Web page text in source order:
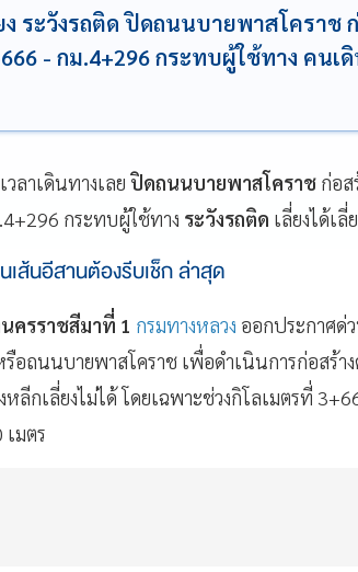
ง ระวังรถติด ปิดถนนบายพาสโคราช
- กม.4+296 กระทบผู้ใช้ทาง คน
ลาเดินทางเลย ปิดถนนบายพาสโคราช ก่อส
กระทบผู้ใช้ทาง ระวังรถติด เลี่ยงได้เลี่
เส้นอีสานต้องรีบเช็ก ล่าสุด
ครราชสีมาที่ 1 กรมทางหลวง ออกประกาศด่
อถนนบายพาสโคราช เพื่อดำเนินการก่อสร้
หลีกเลี่ยงไม่ได้ โดยเฉพาะช่วงกิโลเมตรที่
เมตร